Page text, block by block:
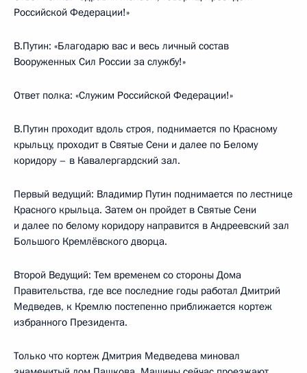
Российской Федерации!»
В.Путин: «Благодарю вас и весь личный состав
Вооруженных Сил России за службу!»
Ответ полка: «Служим Российской Федерации!»
В.Путин проходит вдоль строя, поднимается по Красному
крыльцу, проходит в Святые Сени и далее по Белому
коридору – в Кавалергардский зал.
Первый ведущий: Владимир Путин поднимается по лестнице
Красного крыльца. Затем он пройдет в Святые Сени
и далее по белому коридору направится в Андреевский зал
Большого Кремлёвского дворца.
Второй Ведущий: Тем временем со стороны Дома
Правительства, где все последние годы работал Дмитрий
Медведев, к Кремлю постепенно приближается кортеж
избранного Президента.
Только что кортеж Дмитрия Медведева миновал